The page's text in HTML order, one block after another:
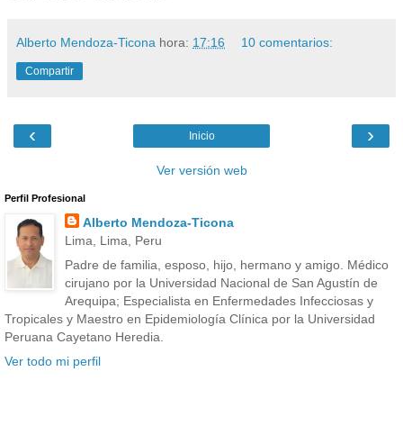
Alberto Mendoza-Ticona hora: 17:16 10 comentarios:
Compartir
‹ ›
Inicio
Ver versión web
Perfil Profesional
Alberto Mendoza-Ticona
Lima, Lima, Peru
Padre de familia, esposo, hijo, hermano y amigo. Médico
cirujano por la Universidad Nacional de San Agustín de
Arequipa; Especialista en Enfermedades Infecciosas y
Tropicales y Maestro en Epidemiología Clínica por la Universidad
Peruana Cayetano Heredia.
Ver todo mi perfil